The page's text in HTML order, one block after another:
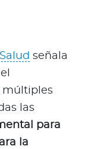
señala
múltiples
las
para
la